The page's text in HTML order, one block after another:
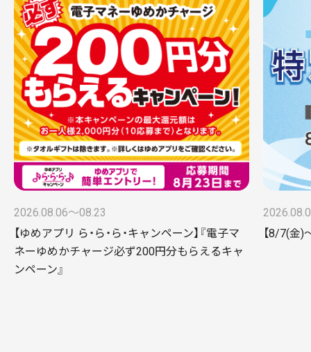
2026.08.06〜08.23
【ゆめアプリ ら・ら・ら・キャンペーン】『電子マ
ネーゆめかチャージ必ず200円分もらえるキャ
ンペーン』
【8/7(金)